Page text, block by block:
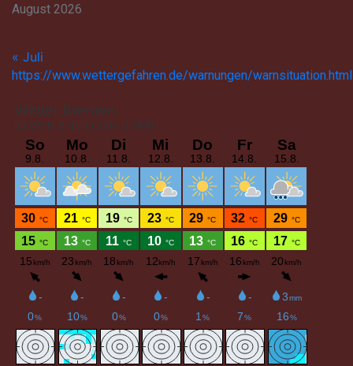
August 2026
« Juli
https://www.wettergefahren.de/warnungen/warnsituation.html